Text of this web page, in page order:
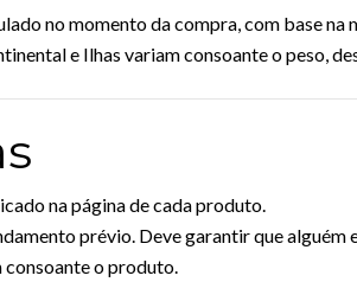
no momento da compra, com base na
e Ilhas variam consoante o peso,
na página de cada produto.
prévio. Deve garantir que alguém
consoante o produto.